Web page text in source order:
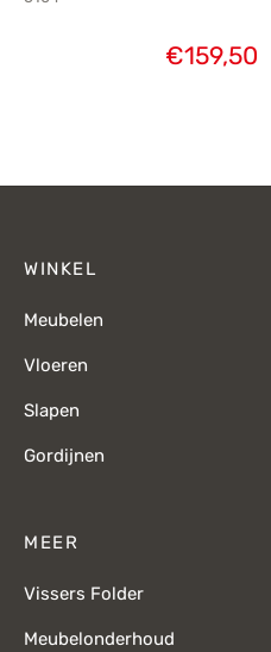
€159,50
WINKEL
Meubelen
Vloeren
Slapen
Gordijnen
MEER
Vissers Folder
Meubelonderhoud